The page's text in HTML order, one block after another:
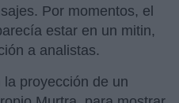
Por momentos, el
estar en un mitin,
a analistas.
proyección de un